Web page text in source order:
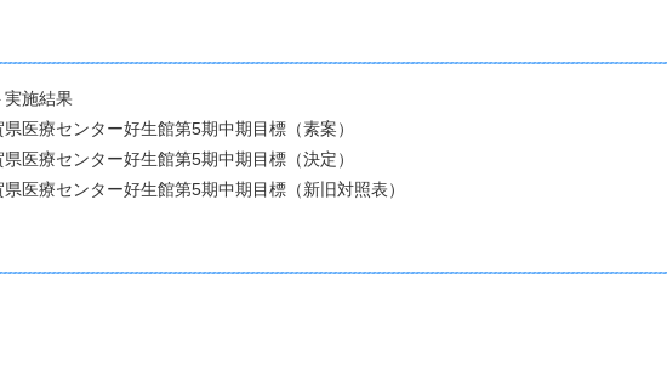
施結果
医療センター好生館第5期中期目標（素案）
医療センター好生館第5期中期目標（決定）
医療センター好生館第5期中期目標（新旧対照表）